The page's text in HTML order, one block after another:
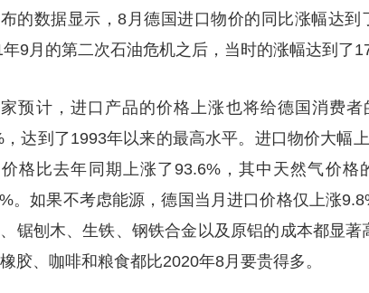
的数据显示，8月德国进口物价的同比涨幅达
9月的第二次石油危机之后，当时的涨幅达到了
计，进口产品的价格上涨也将给德国消费者
，达到了1993年以来的最高水平。进口物价大幅
格比去年同期上涨了93.6%，其中天然气价格
。如果不考虑能源，德国当月进口价格仅上涨
锯刨木、生铁、钢铁合金以及原铝的成本都显著
胶、咖啡和粮食都比2020年8月要贵得多。